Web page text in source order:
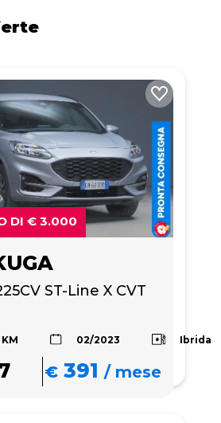
DI € 3.000
ST-Line X CVT
02/2023 Ibrida
€ 391 /mese